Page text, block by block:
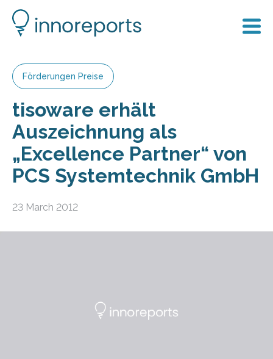
Förderungen Preise
tisoware erhält
Auszeichnung als
„Excellence Partner“ von
PCS Systemtechnik GmbH
23 March 2012